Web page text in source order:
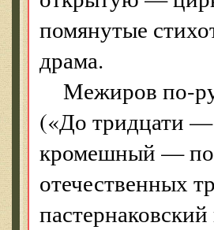
помянутые
драма.
Межиров по-
(«До тридцати —
кромешный —
отечественных